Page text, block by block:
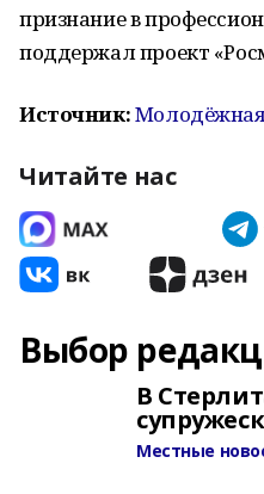
признание в
поддержал проект
Источник:Молодёжная
Читайте нас
Выбор
В
Местные